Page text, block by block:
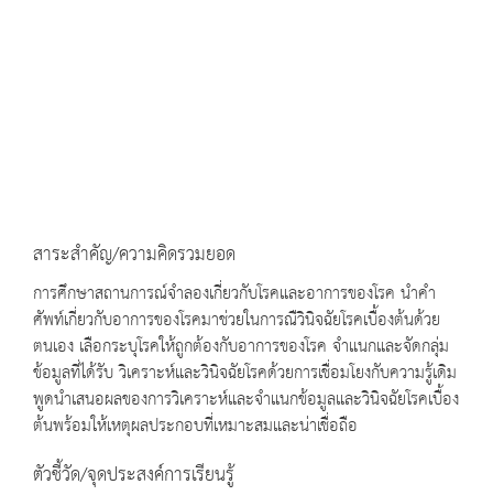
สาระสำคัญ/ความคิดรวมยอด
การศึกษาสถานการณ์จำลองเกี่ยวกับโรคและอาการของโรค นำคำ
ศัพท์เกี่ยวกับอาการของโรคมาช่วยในการณืวินิจฉัยโรคเบื้องต้นด้วย
ตนเอง เลือกระบุโรคให้ถูกต้องกับอาการของโรค จำแนกและจัดกลุ่ม
ข้อมูลที่ได้รับ วิเคราะห์และวินิจฉัยโรคด้วยการเชื่อมโยงกับความรู้เดิม
พูดนำเสนอผลของการวิเคราะห์และจำแนกข้อมูลและวินิจฉัยโรคเบื้อง
ต้นพร้อมให้เหตุผลประกอบที่เหมาะสมและน่าเชื่อถือ
ตัวชี้วัด/จุดประสงค์การเรียนรู้